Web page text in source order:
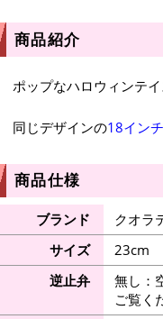
商品紹介
ポップなハロウィンテ
同じデザインの18インチ
商品仕様
ブランド
クオラ
サイズ
23cm
逆止弁
無し：
ご覧く